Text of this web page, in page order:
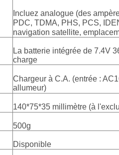
navigation satellite,
La batterie intégrée de 7.4V
charge
Chargeur à C.A. (entrée :
allumeur)
140*75*35 millimètre (à
500g
Disponible